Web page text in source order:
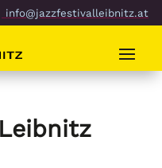
info@jazzfestivalleibnitz.at